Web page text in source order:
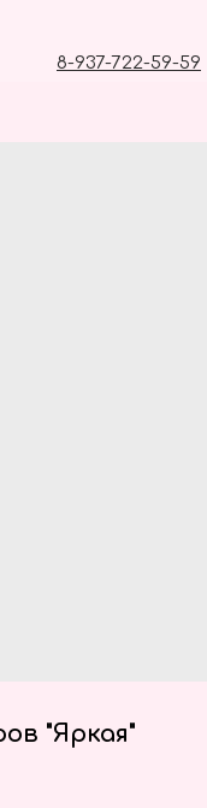
8-937-722-59-59
"Яркая"